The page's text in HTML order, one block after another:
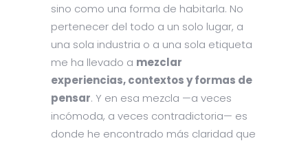
sino como una forma de habitarla. No
pertenecer del todo a un solo lugar, a
una sola industria o a una sola etiqueta
me ha llevado a mezclar
experiencias, contextos y formas de
pensar. Y en esa mezcla —a veces
incómoda, a veces contradictoria— es
donde he encontrado más claridad que